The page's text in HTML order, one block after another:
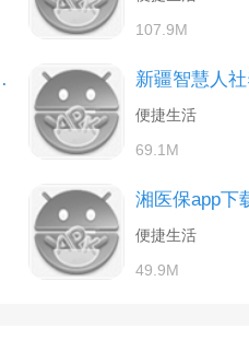
107.9M
下载
便捷生活
69.1M
便捷生活
49.9M